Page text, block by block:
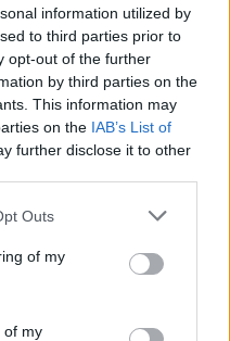
information utilized by
to third parties prior to
opt-out of the further
by third parties on the
This information may
on the IAB’s List of
further disclose it to other
Outs
of my
of my
Den otevřených dveří